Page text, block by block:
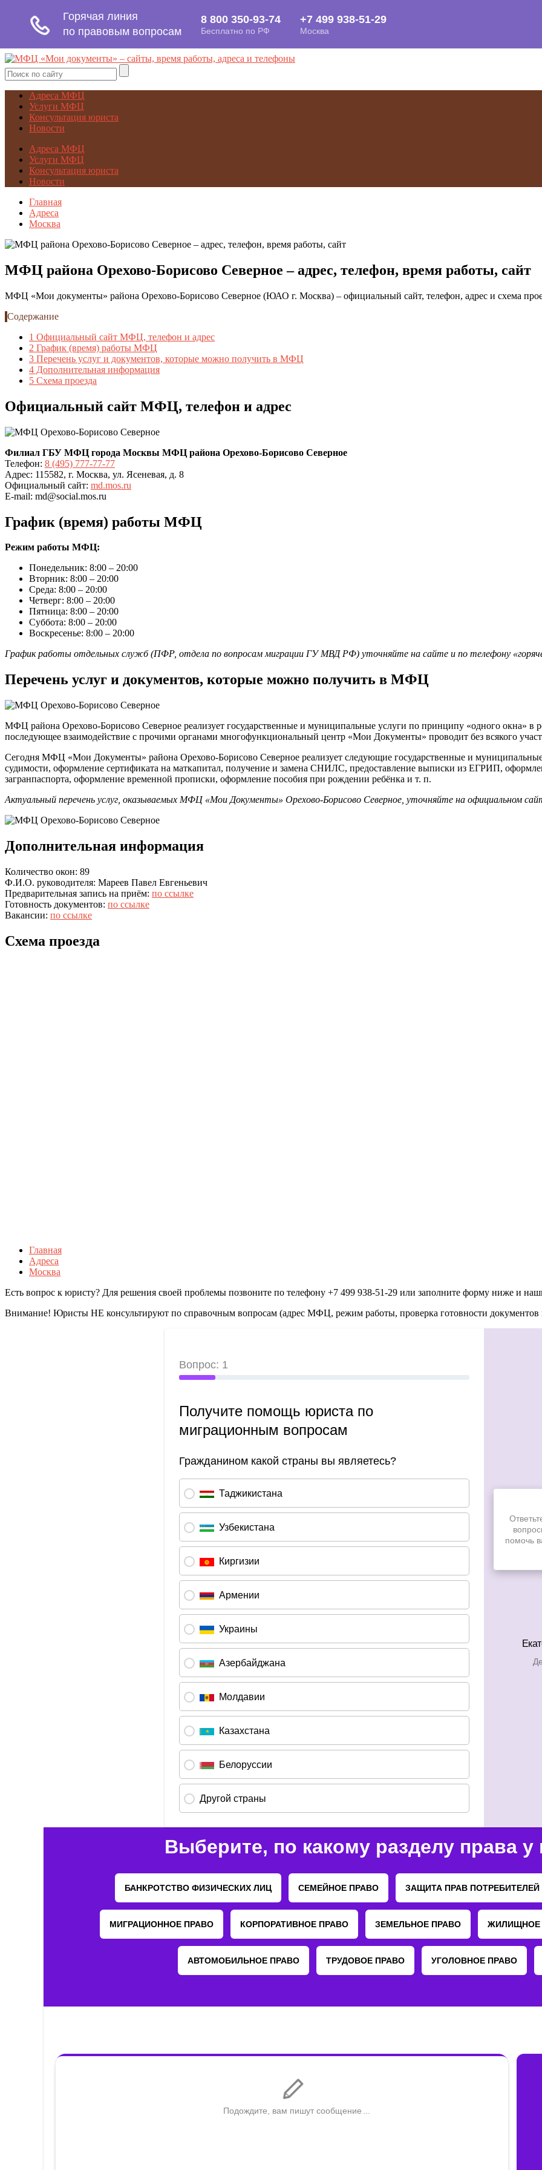
Адреса МФЦ
Услуги МФЦ
Консультация юриста
Новости
Адреса МФЦ
Услуги МФЦ
Консультация юриста
Новости
Главная
Адреса
Москва
МФЦ района Орехово-Борисово Северное – адрес, телефон, время работы, сайт
МФЦ «Мои документы» района Орехово-Борисово Северное (ЮАО г. Москва) – официальный сайт, телефон, адрес и схема
Содержание
1 Официальный сайт МФЦ, телефон и адрес
2 График (время) работы МФЦ
3 Перечень услуг и документов, которые можно получить в МФЦ
4 Дополнительная информация
5 Схема проезда
Официальный сайт МФЦ, телефон и адрес
Филиал ГБУ МФЦ города Москвы МФЦ района Орехово-Борисово Северное
Телефон: 8 (495) 777-77-77
Адрес: 115582, г. Москва, ул. Ясеневая, д. 8
Официальный сайт: md.mos.ru
E-mail: md@social.mos.ru
График (время) работы МФЦ
Режим работы МФЦ:
Понедельник: 8:00 – 20:00
Вторник: 8:00 – 20:00
Среда: 8:00 – 20:00
Четверг: 8:00 – 20:00
Пятница: 8:00 – 20:00
Суббота: 8:00 – 20:00
Воскресенье: 8:00 – 20:00
График работы отдельных служб (ПФР, отдела по вопросам миграции ГУ МВД РФ) уточняйте на сайте и по телефону
Перечень услуг и документов, которые можно получить в МФЦ
МФЦ района Орехово-Борисово Северное реализует государственные и муниципальные услуги по принципу «одного окна» в
последующее взаимодействие с прочими органами многофункциональный центр «Мои Документы» проводит без всякого
Сегодня МФЦ «Мои Документы» района Орехово-Борисово Северное реализует следующие государственные и муниципальные
судимости, оформление сертификата на маткапитал, получение и замена СНИЛС, предоставление выписки из ЕГРИП,
загранпаспорта, оформление временной прописки, оформление пособия при рождении ребёнка и т. п.
Актуальный перечень услуг, оказываемых МФЦ «Мои Документы» Орехово-Борисово Северное, уточняйте на официальном
Дополнительная информация
Количество окон: 89
Ф.И.О. руководителя: Мареев Павел Евгеньевич
Предварительная запись на приём: по ссылке
Готовность документов: по ссылке
Вакансии: по ссылке
Схема проезда
Главная
Адреса
Москва
Есть вопрос к юристу? Для решения своей проблемы позвоните по телефону +7 499 938-51-29 или заполните форму ниже и
Внимание! Юристы НЕ консультируют по справочным вопросам (адрес МФЦ, режим работы, проверка готовности документов